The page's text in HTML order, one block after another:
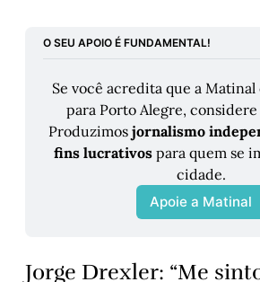
O SEU APOIO É FUNDAMENTAL!
Se você acredita que a
para Porto Alegre, considere
Produzimos jornalismo
fins lucrativos para quem se
cidade.
Apoie a Matinal
Jorge Drexler: “Me